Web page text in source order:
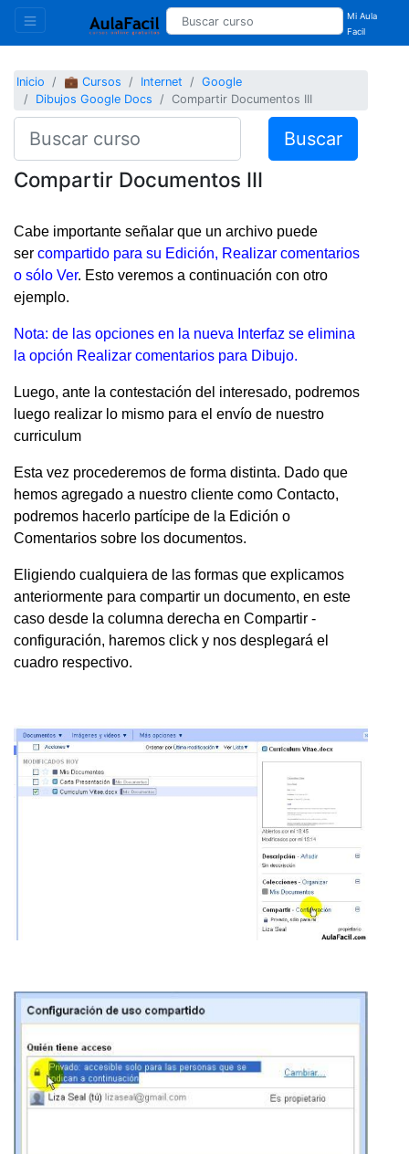
Mi Aula
Facil
Inicio 💼 Cursos Internet
Google
Dibujos Google Docs
Compartir Documentos III
Buscar
Compartir Documentos III
Cabe importante señalar que un archivo puede
ser compartido para su Edición, Realizar comentarios
o sólo Ver. Esto veremos a continuación con otro
ejemplo.
Nota: de las opciones en la nueva Interfaz se elimina
la opción Realizar comentarios para Dibujo.
Luego, ante la contestación del interesado, podremos
luego realizar lo mismo para el envío de nuestro
curriculum
Esta vez procederemos de forma distinta. Dado que
hemos agregado a nuestro cliente como Contacto,
podremos hacerlo partícipe de la Edición o
Comentarios sobre los documentos.
Eligiendo cualquiera de las formas que explicamos
anteriormente para compartir un documento, en este
caso desde la columna derecha en Compartir -
configuración, haremos click y nos desplegará el
cuadro respectivo.